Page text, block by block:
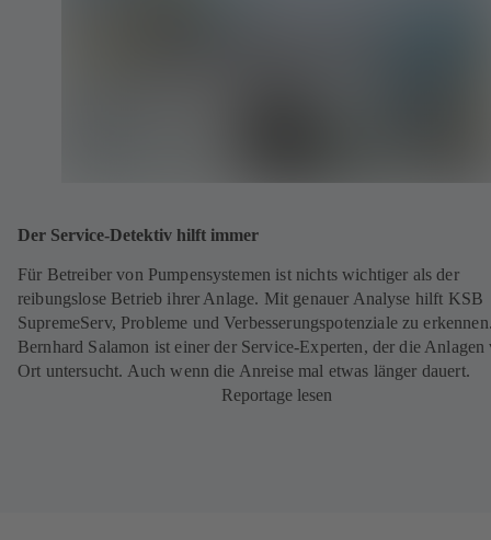
Der Service-Detektiv hilft immer
Für Betreiber von Pumpensystemen ist nichts wichtiger als der
reibungslose Betrieb ihrer Anlage. Mit genauer Analyse hilft KSB
SupremeServ, Probleme und Verbesserungspotenziale zu
Bernhard Salamon ist einer der Service-Experten, der die Anlagen
Ort untersucht. Auch wenn die Anreise mal etwas länger dauert.
Reportage lesen